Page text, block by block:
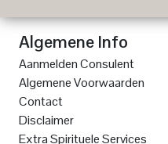
Algemene Info
Aanmelden Consulent
Algemene Voorwaarden
Contact
Disclaimer
Extra Spirituele Services